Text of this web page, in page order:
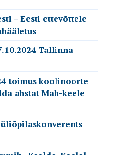
– Eesti ettevõttele
Tallinna
toimus koolinoorte
ahstat Mah-keele